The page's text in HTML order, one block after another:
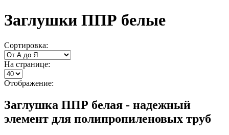
Заглушки ППР белые
Сортировка:
На странице:
Отображение:
Заглушка ППР белая - надежный
элемент для полипропиленовых труб